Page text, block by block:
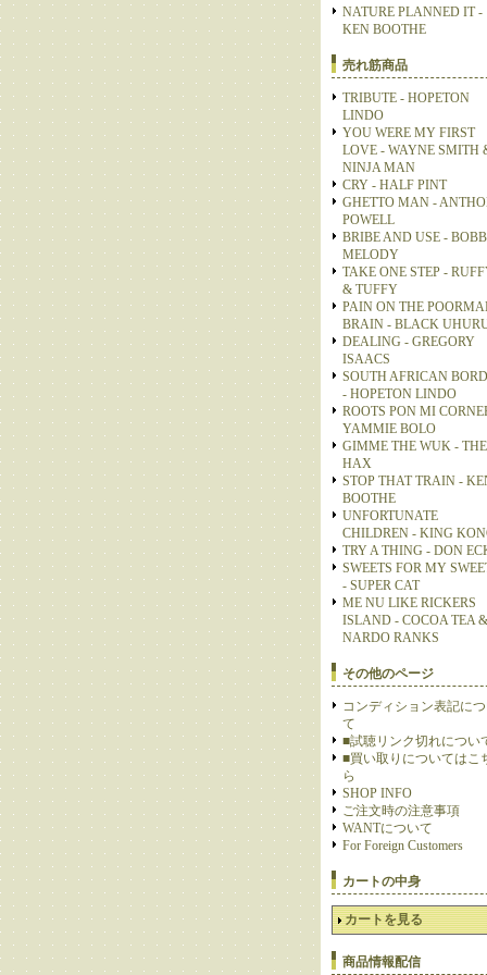
NATURE PLANNED IT -
KEN BOOTHE
売れ筋商品
TRIBUTE - HOPETON
LINDO
YOU WERE MY FIRST
LOVE - WAYNE SMITH
NINJA MAN
CRY - HALF PINT
GHETTO MAN -
POWELL
BRIBE AND USE -
MELODY
TAKE ONE STEP -
& TUFFY
PAIN ON THE
BRAIN - BLACK
DEALING - GREGORY
ISAACS
SOUTH AFRICAN
- HOPETON LINDO
ROOTS PON MI
YAMMIE BOLO
GIMME THE WUK - THE
HAX
STOP THAT TRAIN -
BOOTHE
UNFORTUNATE
CHILDREN - KING
TRY A THING - DON
SWEETS FOR MY
- SUPER CAT
ME NU LIKE RICKERS
ISLAND - COCOA TEA &
NARDO RANKS
その他のページ
コンディション表記に
て
■試聴リンク切れについ
■買い取りについてはこ
ら
SHOP INFO
ご注文時の注意事項
WANTについて
For Foreign Customers
カートの中身
カートを見る
商品情報配信